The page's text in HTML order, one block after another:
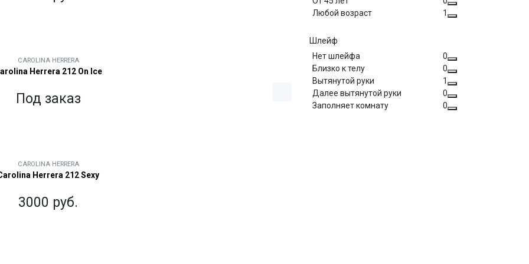
Любой возраст
1
Шлейф
Нет шлейфа
0
Близко к телу
0
Вытянутой руки
1
Далее вытянутой руки
0
Заполняет комнату
0
CAROLINA HERRERA
Herrera 212 On Ice
Под заказ
CAROLINA HERRERA
Herrera 212 Sexy
3000 руб.